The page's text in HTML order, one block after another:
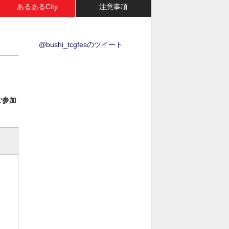
あるあるCity 注意事項
参加
@bushi_tcgfesのツイート